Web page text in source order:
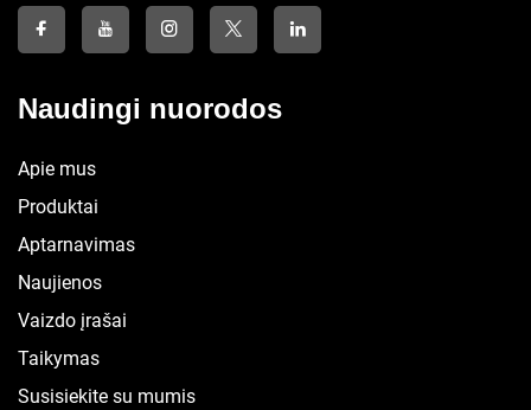
Naudingi nuorodos
Apie mus
Produktai
Aptarnavimas
Naujienos
Vaizdo įrašai
Taikymas
Susisiekite su mumis